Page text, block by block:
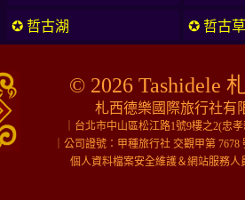
✪ 哲古湖 ✪ 哲古
© 2026 Tashidele
札西德樂國際旅行社有
｜台北市中山區松江路1號9樓之2(忠
｜公司證號：甲種旅行社 交觀甲第
個人資料檔案安全維護＆網站服務人